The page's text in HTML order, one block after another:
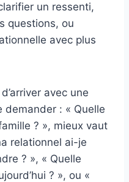
un ressenti,
questions, ou
avec plus
avec une
demander : « Quelle
? », mieux vaut
relationnel ai-je
? », « Quelle
? », ou «